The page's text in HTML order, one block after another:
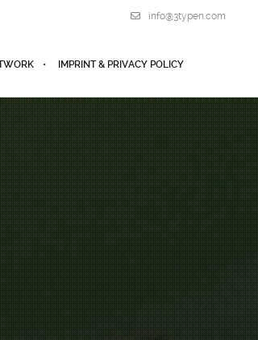
info@3typen.com
IMPRINT & PRIVACY POLICY